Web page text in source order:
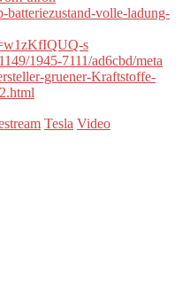
batteriezustand-volle-ladung-
s
1945-7111/ad6cbd/meta
gruener-Kraftstoffe-
Tesla Video